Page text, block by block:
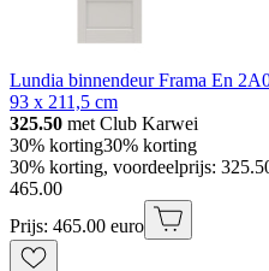
Lundia binnendeur Frama En
93 x 211,5 cm
325.50 met Club Karwei
30% korting30% korting
30% korting, voordeelprijs:
465.00
Prijs: 465.00 euro